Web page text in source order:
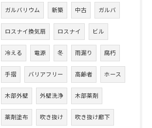
ガルバリウム 新築 中古 ガルバ
ロスナイ換気扇 ロスナイ ビル
冷える 電源 冬 雨漏り 腐朽
手摺 バリアフリー 高齢者 ホース
木部外壁 外壁洗浄 木部薬剤
薬剤塗布 吹き抜け 吹き抜け廊下